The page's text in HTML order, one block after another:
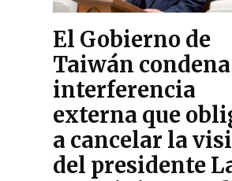
El Gobierno de
Taiwán
interferencia
externa que
a cancelar la
del presidente